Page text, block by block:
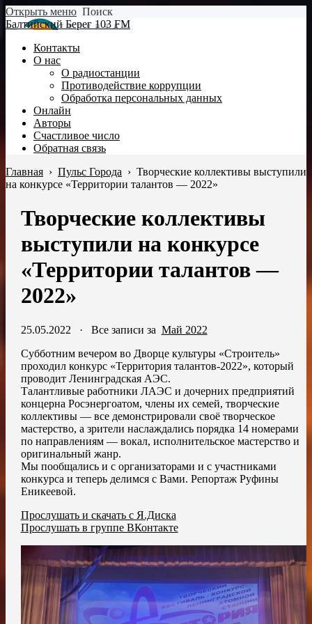
Открыть меню Поиск
Балтийский Берег 103 FM
Контакты
О нас
О радиостанции
Противодействие коррупции
Обработка персональных данных
Онлайн
Авторы
Счастливое число
Обратная связь
Главная › Пульс Города › Творческие коллективы выступили
на конкурсе «Территории талантов — 2022»
Творческие коллективы
выступили на конкурсе
«Территории талантов —
2022»
25.05.2022 · Все записи за Май 2022
Субботним вечером во Дворце культуры «Строитель»
проходил конкурс «Территория талантов-2022», который
проводит Ленинградская АЭС.
Талантливые работники ЛАЭС и дочерних предприятий
концерна Росэнергоатом, члены их семей, творческие
коллективы — все демонстрировали своё творческое
мастерство, а зрители наслаждались порядка 14 номерами
по направлениям — вокал, исполнительское мастерство и
оригинальный жанр.
Мы пообщались и с организаторами и с участниками
конкурса и теперь делимся с Вами. Репортаж Руфины
Еникеевой.
Прослушать и скачать с Я.Диска
Прослушать в группе ВКонтакте